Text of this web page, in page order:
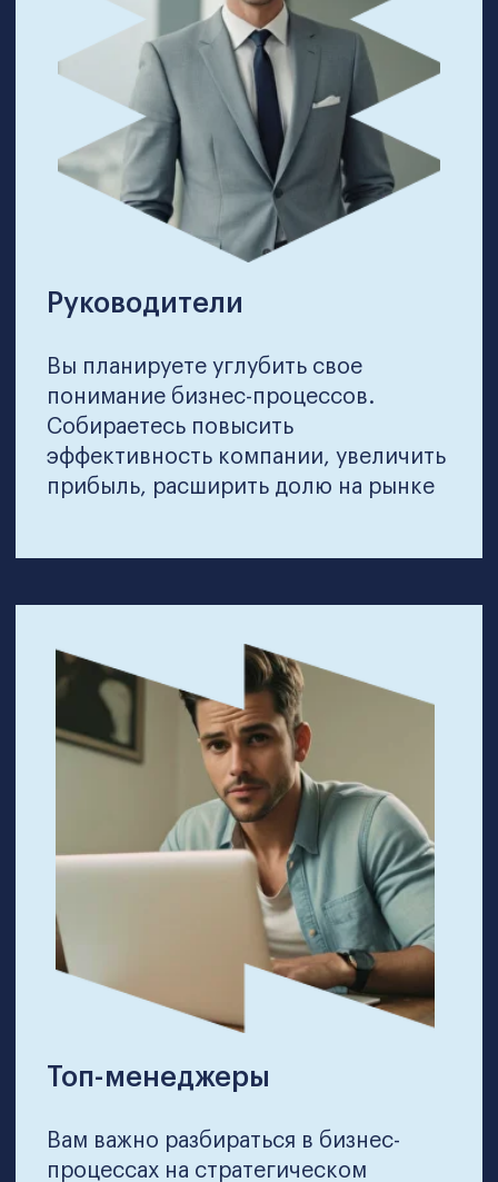
На программе вы освоите ключевые
управленческие навыки в ускоренном
формате. Получите знания и навыки в
области управления, финансов,
управления персоналом, маркетинга и
продаж, актуальные для современного
рынка Кыргызстана и мира. Курс поможет
вам открыть новые карьерные
перспективы:
Преимущество перед другими сотрудниками
при повышении в должности и увеличении
Быстрая адаптация к руководящей
должности после повышения и
демонстрация высокой компетентности
организациях или за рубежом
Логичное и структурированное
представление о бизнес-процессах
Руководство бизнесом с учетом
Перенимание опыта топовых компаний и
экспертов из различных сфер бизнеса
Расширение профессиональной сети:
установление полезных связей с настоящими и
будущими руководителями
Mini-MBA Professional —
программа для тех, кто
планирует достичь
карьерных высот
всего за полгода станьте